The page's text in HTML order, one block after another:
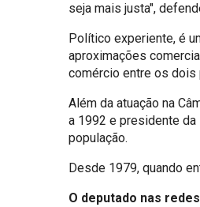
seja mais justa",
Político experiente, é
aproximações
comércio entre os dois
Além da atuação na
a 1992 e presidente da
população.
Desde 1979, quando
O deputado nas